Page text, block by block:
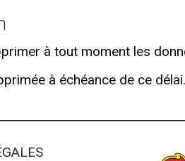
à tout moment les
à échéance de ce délai.